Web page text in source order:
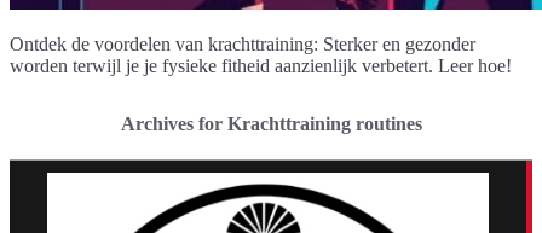
Ontdek de voordelen van krachttraining: Sterker en gezonder
worden terwijl je je fysieke fitheid aanzienlijk verbetert. Leer hoe!
Archives for Krachttraining routines